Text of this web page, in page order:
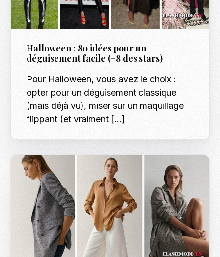
Halloween : 80 idées pour un
déguisement facile (+8 des stars)
Pour Halloween, vous avez le choix :
opter pour un déguisement classique
(mais déjà vu), miser sur un maquillage
flippant (et vraiment […]